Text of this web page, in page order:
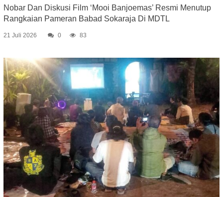
Nobar Dan Diskusi Film ‘Mooi Banjoemas’ Resmi Menutup
Rangkaian Pameran Babad Sokaraja Di MDTL
21 Juli 2026 0 83